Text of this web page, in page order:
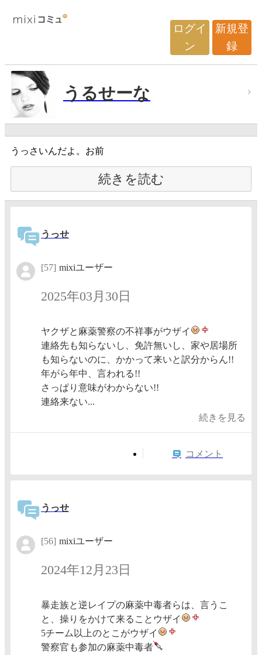
ログイ
ン
新規登
録
うるせーな
うっさいんだよ。お前
続きを読む
うっせ
[57] mixiユーザー
2025年03月30日
ヤクザと麻薬警察の不祥事がウザイ
連絡先も知らないし、免許無いし、家や居場所
も知らないのに、かかって来いと訳分からん!!
年がら年中、言われる!!
さっぱり意味がわからない!!
連絡来ない...
続きを見る
コメント
うっせ
[56] mixiユーザー
2024年12月23日
暴走族と逆レイプの麻薬中毒者らは、言うこ
と、操りをかけて来ることウザイ
5チーム以上のとこがウザイ
警察官も参加の麻薬中毒者